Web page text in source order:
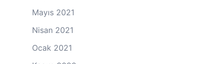
Mayıs 2021
Nisan 2021
Ocak 2021